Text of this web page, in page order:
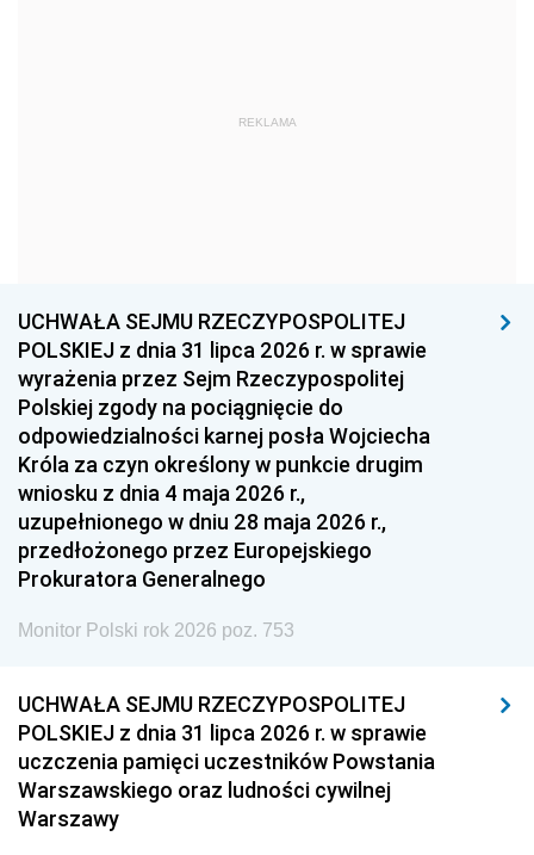
1968
1954 1953 1952
1951 1950 1949
1948 1947
1939 1938 1937
1936 1930
REKLAMA
UCHWAŁA SEJMU RZECZYPOSPOLITEJ
POLSKIEJ z dnia 31 lipca 2026 r. w sprawie
wyrażenia przez Sejm Rzeczypospolitej
Polskiej zgody na pociągnięcie do
odpowiedzialności karnej posła Wojciecha
Króla za czyn określony w punkcie drugim
wniosku z dnia 4 maja 2026 r.,
uzupełnionego w dniu 28 maja 2026 r.,
przedłożonego przez Europejskiego
Prokuratora Generalnego
Monitor Polski rok 2026 poz. 753
UCHWAŁA SEJMU RZECZYPOSPOLITEJ
POLSKIEJ z dnia 31 lipca 2026 r. w sprawie
uczczenia pamięci uczestników Powstania
Warszawskiego oraz ludności cywilnej
Warszawy